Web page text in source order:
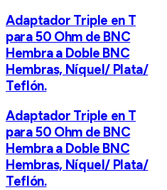
Adaptador Triple en T
para 50 Ohm de BNC
Hembra a Doble BNC
Hembras, Níquel/ Plata/
Teflón.
Adaptador Triple en T
para 50 Ohm de BNC
Hembra a Doble BNC
Hembras, Níquel/ Plata/
Teflón.